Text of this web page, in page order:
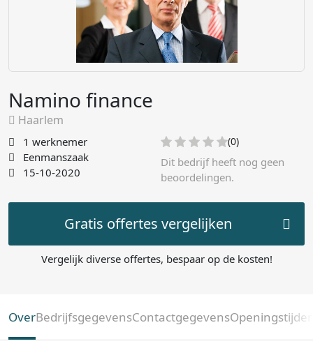
Namino finance
Haarlem
1 werknemer
Eenmanszaak
15-10-2020
(0)
Dit bedrijf heeft nog geen
beoordelingen.
Gratis offertes vergelijken
Vergelijk diverse offertes, bespaar op de kosten!
OverBedrijfsgegevensContactgegevens